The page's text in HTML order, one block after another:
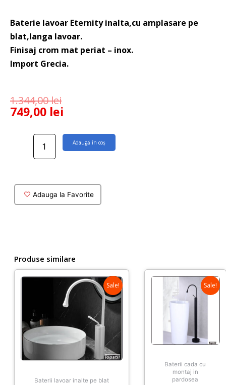
Baterie lavoar Eternity inalta,cu amplasare pe
blat,langa lavoar.
Finisaj crom mat periat – inox.
Import Grecia.
1.344,00lei
749,00 lei
Cantitate
lavoar
inox
finisaj
Adaugă în coș
Adauga la Favorite
Produse similare
Sale!
Baterii lavoar inalte pe blat
Sale!
Baterii cada cu
montaj in
pardosea